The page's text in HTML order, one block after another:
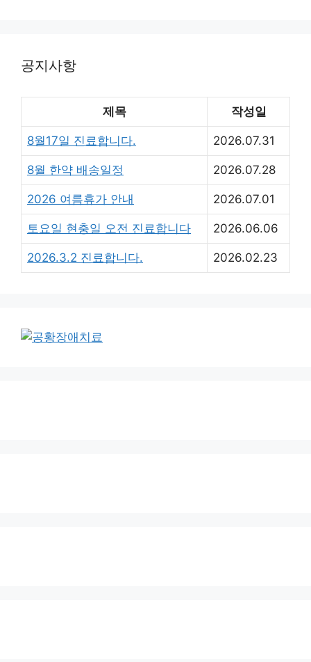
공지사항
제목 작성일
8월17일 진료합니다. 2026.07.31
8월 한약 배송일정 2026.07.28
2026 여름휴가 안내 2026.07.01
토요일 현충일 오전 진료합니다 2026.06.06
2026.3.2 진료합니다. 2026.02.23